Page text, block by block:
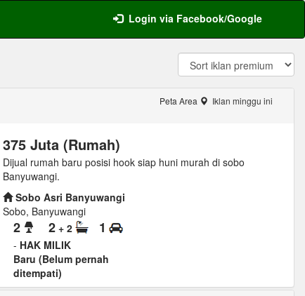
Login via Facebook/Google
Peta Area Iklan minggu ini
375 Juta (Rumah)
Dijual rumah baru posisi hook siap huni murah di sobo
Banyuwangi.
Sobo Asri Banyuwangi
Sobo, Banyuwangi
2 2 + 2 1
- HAK MILIK
Baru (Belum pernah
ditempati)